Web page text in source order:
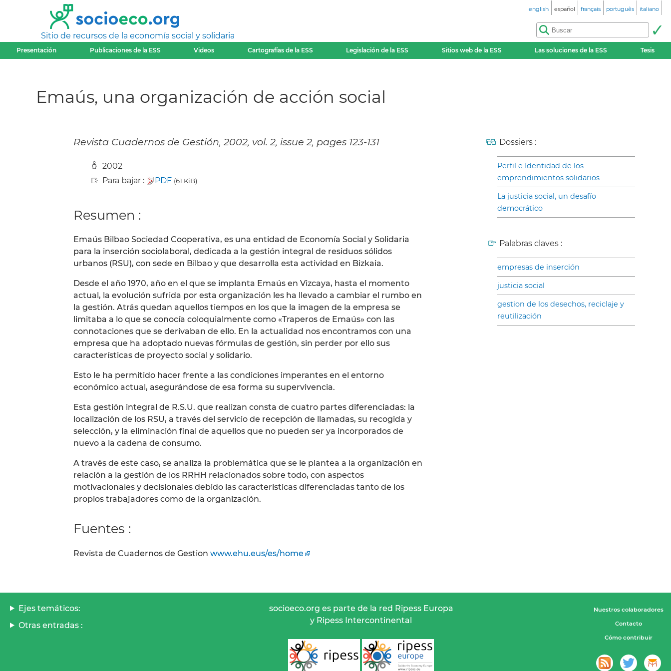
Sitio de recursos de la economía social y solidaria
english español français português italiano
Presentación Publicaciones de la ESS Videos Cartografías de la ESS Legislación de la ESS Sitios web de la ESS Las soluciones de la ESS Tesis
Emaús, una organización de acción social
Revista Cuadernos de Gestión, 2002, vol. 2, issue 2, pages 123-131
2002
Para bajar :
PDF (61 KiB)
Resumen :
Emaús Bilbao Sociedad Cooperativa, es una entidad de Economía Social y Solidaria
para la inserción sociolaboral, dedicada a la gestión integral de residuos sólidos
urbanos (RSU), con sede en Bilbao y que desarrolla esta actividad en Bizkaia.
Desde el año 1970, año en el que se implanta Emaús en Vizcaya, hasta el momento
actual, la evolución sufrida por esta organización les ha llevado a cambiar el rumbo en
la gestión. Atrás quedan aquellos tiempos en los que la imagen de la empresa se
limitaba a lo que se conocía coloquialmente como «Traperos de Emaús» con las
connotaciones que se derivaban de ello. En la actualidad nos encontramos con una
empresa que ha adoptado nuevas fórmulas de gestión, sin perder por ello sus
características de proyecto social y solidario.
Esto le ha permitido hacer frente a las condiciones imperantes en el entorno
económico actual, asegurándose de esa forma su supervivencia.
Esta gestión integral de R.S.U. que realizan consta de cuatro partes diferenciadas: la
localización de los RSU, a través del servicio de recepción de llamadas, su recogida y
selección, y la eliminación final de aquellos que no pueden ser ya incorporados de
nuevo a la cadena de consumo.
A través de este caso, se analiza la problemática que se le plantea a la organización en
relación a la gestión de los RRHH relacionados sobre todo, con aspectos
motivacionales y decisionales debido las características diferenciadas tanto de los
propios trabajadores como de la organización.
Fuentes :
Revista de Cuadernos de Gestion www.ehu.eus/es/home
Dossiers :
Perfil e Identidad de los
emprendimientos solidarios
La justicia social, un desafío
democrático
Palabras claves :
empresas de inserción
justicia social
gestion de los desechos, reciclaje y
reutilización
Ejes temáticos:
Otras entradas :
socioeco.org es parte de la red Ripess Europa
y Ripess Intercontinental
Nuestros colaboradores
Contacto
Cómo contribuir